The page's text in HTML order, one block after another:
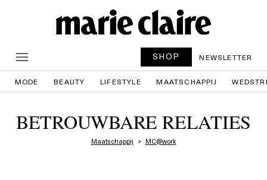
SHOP NEWSLETTER
MODE BEAUTY LIFESTYLE MAATSCHAPPIJ
BETROUWBARE RELATIES
Maatschappij MC@work